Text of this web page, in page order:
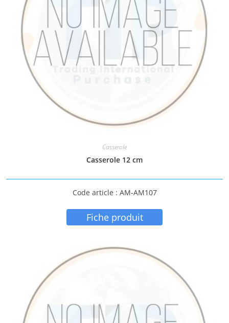
Casserole
Casserole 12 cm
Code article : AM-AM107
Fiche produit